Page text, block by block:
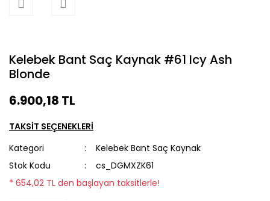
Kelebek Bant Saç Kaynak #61 Icy Ash
Blonde
6.900,18 TL
TAKSİT SEÇENEKLERİ
Kategori
Kelebek Bant Saç Kaynak
Stok Kodu
cs_DGMXZK61
* 654,02 TL den başlayan taksitlerle!